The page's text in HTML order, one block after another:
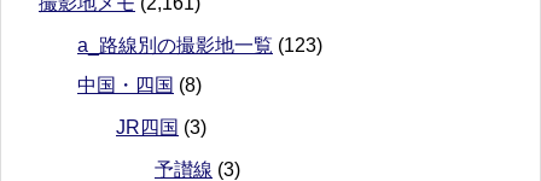
a_路線別の撮影地一覧 (123)
中国・四国 (8)
JR四国 (3)
予讃線 (3)